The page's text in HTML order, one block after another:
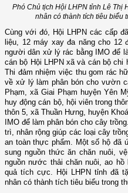
Phó Chủ tịch Hội LHPN tỉnh Lê Thị
nhân có thành tích tiêu biểu
Cùng với đó, Hội LHPN các cấp
liệu, 12 máy xay đa năng cho 12
người dân xử lý rác bằng IMO để
cán bộ Hội LHPN xã và cán bộ
Thi đảm nhiệm việc thu gom rác
về xử lý làm phân bón cho vườn
Phạm, xã Giai Phạm huyện Yên
huy động cán bộ, hội viên trong
thôn 5, xã Thuần Hưng, huyện
IMO để làm phân bón cho cây
trì, nhân rộng giúp các loại cây
an toàn thực phẩm. Một số hộ đã
sung nguồn thức ăn chăn nuôi,
nguồn nước thải chăn nuôi, ao
quả tích cực. Hội LHPN tỉnh đã
nhân có thành tích tiêu biểu trong